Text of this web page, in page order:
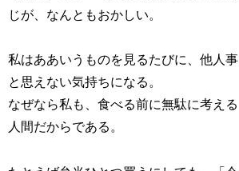
じが、なんともおかしい。
私はああいうものを見るたびに、他人事
と思えない気持ちになる。
なぜなら私も、食べる前に無駄に考える
人間だからである。